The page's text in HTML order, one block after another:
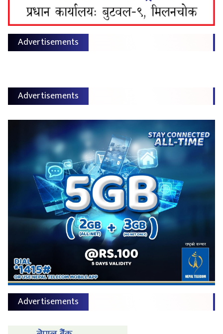
Advertisements
Advertisements
Advertisements